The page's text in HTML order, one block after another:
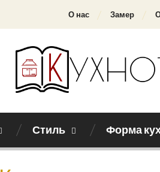
О нас Замер
Стиль Форма